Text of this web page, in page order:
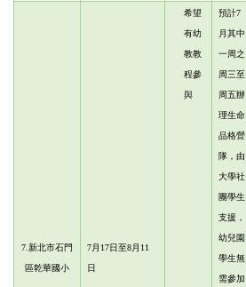
7. 新北市石門
區乾華國小
7月 17日至8月 11
日
希望
有幼
教教
程參
與
預計7
月其中
一周之
周三至
周五辦
理生命
品格營
隊，由
大學社
團學生
支援，
幼兒園
學生無
需參加